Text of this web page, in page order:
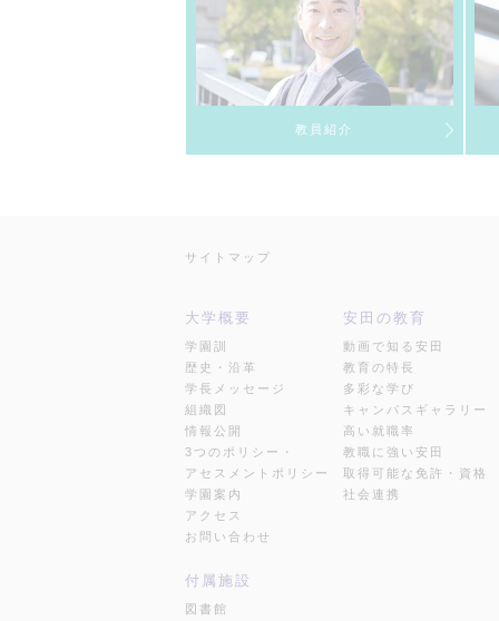
教員紹介
サイトマップ
大学概要
学園訓
歴史・沿革
学長メッセージ
組織図
情報公開
3つのポリシー・
アセスメントポリシー
学園案内
アクセス
お問い合わせ
付属施設
図書館
安田の教育
動画で知る安田
教育の特長
多彩な学び
キャンパスギャラリー
高い就職率
教職に強い安田
取得可能な免許・資格
社会連携